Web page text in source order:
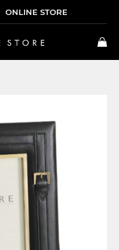
ONLINE STORE